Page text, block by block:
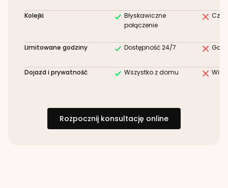
Kolejki
Błyskawiczne
połączenie
Limitowane godziny Dostępność 24/7
Dojazd i prywatność Wszystko z domu
Rozpocznij konsultację online